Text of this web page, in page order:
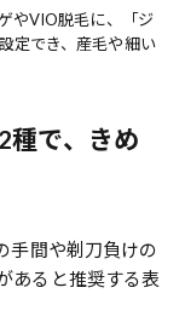
やVIO脱毛に、「ジ
定でき、産毛や細い
種で、きめ
手間や剃刀負けの
あると推奨する表